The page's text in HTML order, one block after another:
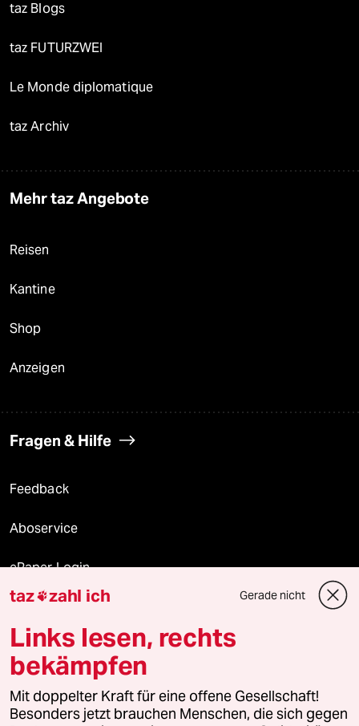
taz Blogs
taz FUTURZWEI
Le Monde diplomatique
taz Archiv
Mehr taz Angebote
Reisen
Kantine
Shop
Anzeigen
Fragen & Hilfe
Feedback
Aboservice
ePaper Login
Downloads für Abonnierende
© 2026 taz Verlags und Vertriebs GmbH
Alle Rechte vorbehalten. Bei rechtlichen Fragen oder für Genehmigungen
wenden Sie sich bitte an lizenzen@taz.de
taz zahl ich Gerade nicht
Links lesen, rechts
bekämpfen
Mit doppelter Kraft für eine offene Gesellschaft!
Besonders jetzt brauchen Menschen, die sich gegen